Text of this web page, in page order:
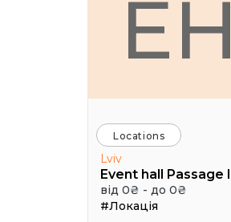
EH
Locations
Lviv
від 0₴ - до 0₴
#Локація